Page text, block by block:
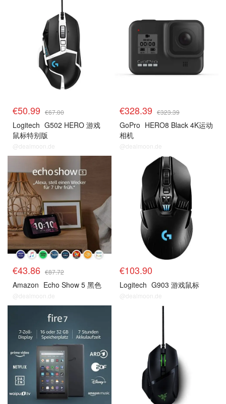
€50.99 €67.00
Logitech G502 HERO 游戏
鼠标特别版
@dealmoon.de
€328.39 €323.39
GoPro HERO8 Black 4K运动
相机
@dealmoon.de
€43.86 €87.72
Amazon Echo Show 5 黑色
@dealmoon.de
€103.90
Logitech G903 游戏鼠标
@dealmoon.de